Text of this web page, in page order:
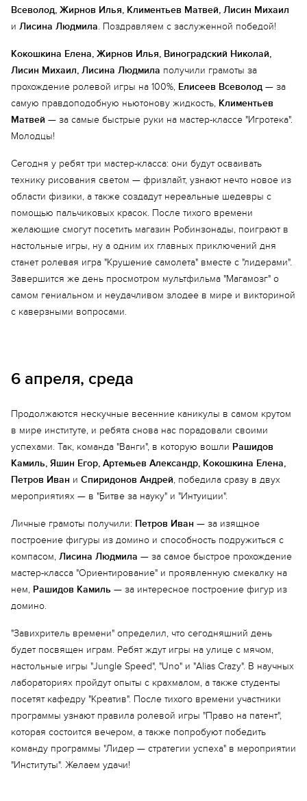
Всеволод, Жирнов Илья, Климентьев Матвей, Лисин Михаил
и Лисина Людмила. Поздравляем с заслуженной победой!
Кокошкина Елена, Жирнов Илья, Виноградский Николай,
Лисин Михаил, Лисина Людмила получили грамоты за
прохождение ролевой игры на 100%, Елисеев Всеволод — за
самую правдоподобную ньютонову жидкость, Климентьев
Матвей — за самые быстрые руки на мастер-классе "Игротека".
Молодцы!
Сегодня у ребят три мастер-класса: они будут осваивать
технику рисования светом — фризлайт, узнают нечто новое из
области физики, а также создадут нереальные шедевры с
помощью пальчиковых красок. После тихого времени
желающие смогут посетить магазин Робинзонады, поиграют в
настольные игры, ну а одним их главных приключений дня
станет ролевая игра "Крушение самолета" вместе с "лидерами".
Завершится же день просмотром мультфильма "Магамозг" о
самом гениальном и неудачливом злодее в мире и викториной
с каверзными вопросами.
6 апреля, среда
Продолжаются нескучные весенние каникулы в самом крутом
в мире институте, и ребята снова нас порадовали своими
успехами. Так, команда "Ванги", в которую вошли Рашидов
Камиль, Яшин Егор, Артемьев Александр, Кокошкина Елена,
Петров Иван и Спиридонов Андрей, победила сразу в двух
мероприятиях — в "Битве за науку" и "Интуиции".
Личные грамоты получили: Петров Иван — за изящное
построение фигуры из домино и способность подружиться с
компасом, Лисина Людмила — за самое быстрое прохождение
мастер-класса "Ориентирование" и проявленную смекалку на
нем, Рашидов Камиль — за интересное построение фигур из
домино.
"Завихритель времени" определил, что сегодняшний день
будет посвящен играм. Ребят ждут игры на улице с мячом,
настольные игры "Jungle Speed", "Uno" и "Alias Crazy". В научных
лабораториях пройдут опыты с крахмалом, а также студенты
посетят кафедру "Креатив". После тихого времени участники
программы узнают правила ролевой игры "Право на патент",
которая состоится вечером, а также попробуют победить
команду программы "Лидер — стратегии успеха" в мероприятии
"Институты". Желаем удачи!